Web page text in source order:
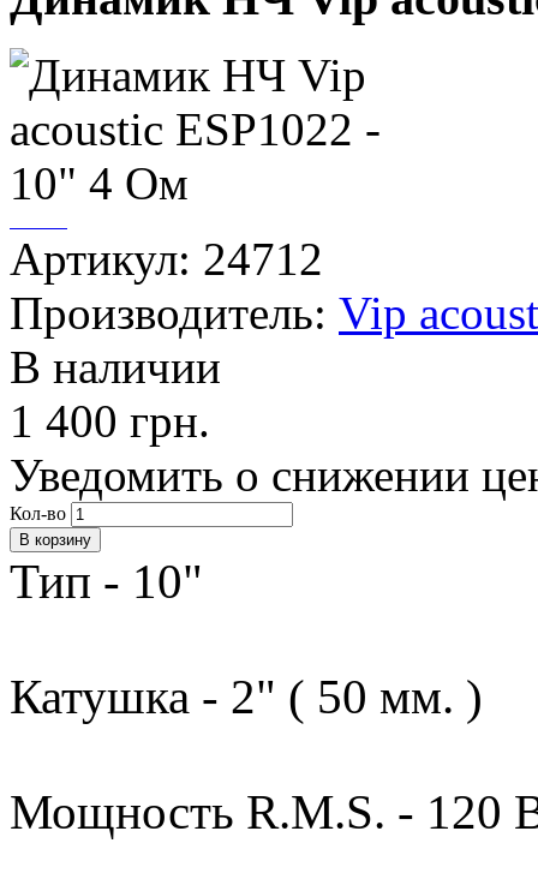
Артикул: 24712
Производитель: Vip
В наличии
1 400 грн.
Уведомить о снижении
Кол-во
Тип - 10"
Катушка - 2" ( 50 мм. )
Мощность R.M.S. - 120